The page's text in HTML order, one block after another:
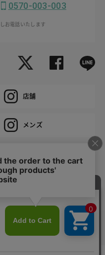
する
0570-003-003
お電話いたします
店舗
メンズ
ー
環境